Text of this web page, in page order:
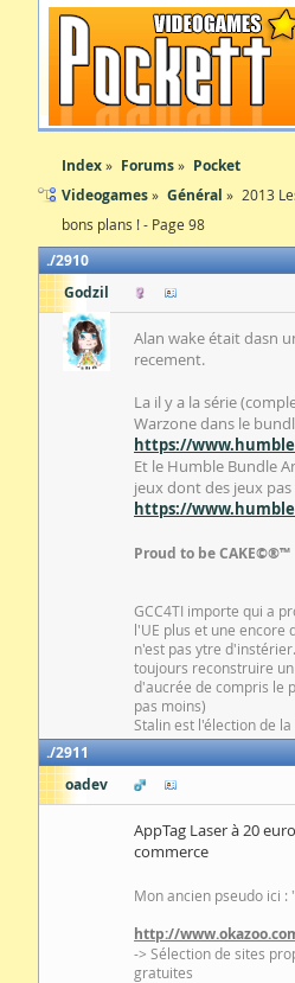
Index Forums
Pocket
Videogames
Général
2013
bons plans ! - Page 98
2910
Godzil
Alan wake était dasn
recement.
La il y a la série
Warzone dans le
https://
Et le Humble Bundle
jeux dont des jeux
https://
Proud to be CAKE©®™
GCC4TI importe qui a
l'UE plus et une encore
n'est pas ytre
toujours reconstruire
d'aucrée de compris le
pas moins)
Stalin est l'élection de la
2911
oadev
AppTag Laser à 20
commerce
Mon ancien pseudo ici :
http://
-> Sélection de sites
gratuites